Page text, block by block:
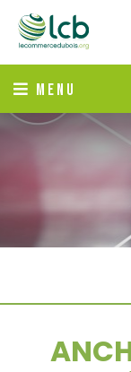
MENU